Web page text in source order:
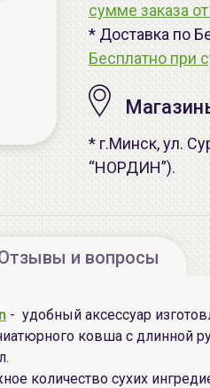
сумме заказа
* Доставка по
Бесплатно при
* г.Минск, ул.
“НОРДИН”).
и вопросы
- удобный аксессуар
ковша с длинной
количество сухих